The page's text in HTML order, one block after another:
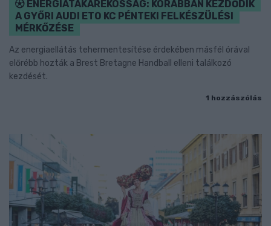
ENERGIATAKARÉKOSSÁG: KORÁBBAN KEZDŐDIK
A GYŐRI AUDI ETO KC PÉNTEKI FELKÉSZÜLÉSI
MÉRKŐZÉSE
Az energiaellátás tehermentesítése érdekében másfél órával
előrébb hozták a Brest Bretagne Handball elleni találkozó
kezdését.
1 hozzászólás